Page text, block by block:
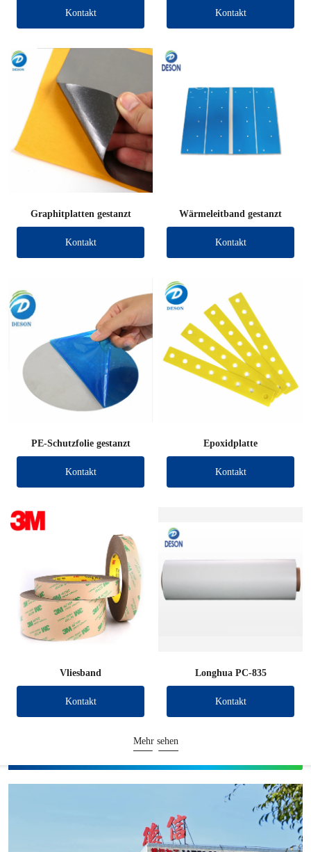
Kontakt
Kontakt
Graphitplatten gestanzt
Kontakt
Wärmeleitband gestanzt
Kontakt
PE-Schutzfolie gestanzt
Kontakt
Epoxidplatte
Kontakt
Vliesband
Kontakt
Longhua PC-835
Kontakt
Mehr sehen